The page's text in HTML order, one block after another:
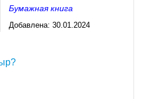
Бумажная книга
Добавлена: 30.01.2024